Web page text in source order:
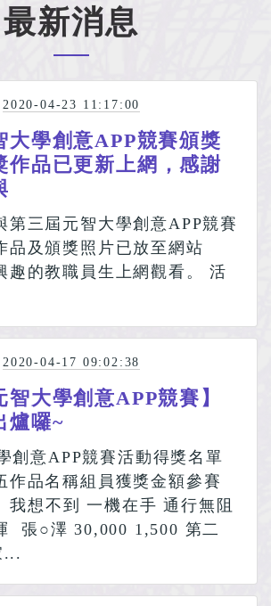
最新消息
2020-04-23 11:17:00
大學創意APP競賽頒獎
作品已更新上網，感謝
第三屆元智大學創意APP競賽
品及頒獎照片已放至網站
的教職員生上網觀看。 活
2020-04-17 09:02:38
智大學創意APP競賽】
爐囉~
創意APP競賽活動得獎名單
作品名稱組員獲獎金額參賽
1,500 第二
...